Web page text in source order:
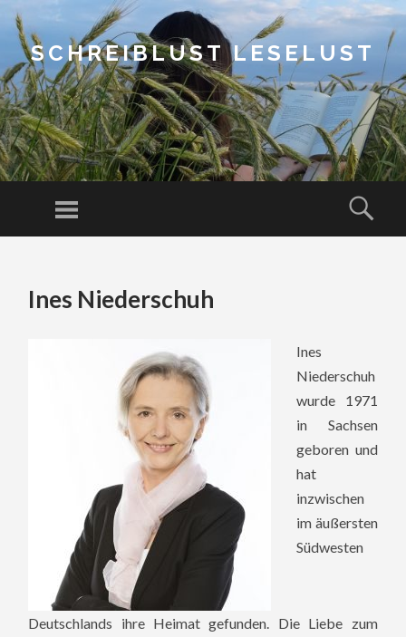
SCHREIBLUST LESELUST
Menu
CONTENTInes Niederschuh
Ines
Niederschuh
wurde 1971
in Sachsen
geboren und
hat
inzwischen
im äußersten
Südwesten
Deutschlands ihre Heimat gefunden. Die Liebe zum